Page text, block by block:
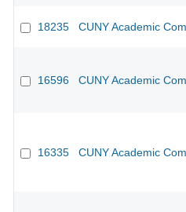
18235 CUNY Academic
16596 CUNY Academic
16335 CUNY Academic